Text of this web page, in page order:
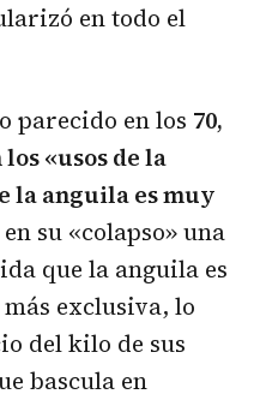
en todo el
parecido en los 70,
«usos de la
la anguila es muy
su «colapso» una
que la anguila es
exclusiva, lo
del kilo de sus
bascula en